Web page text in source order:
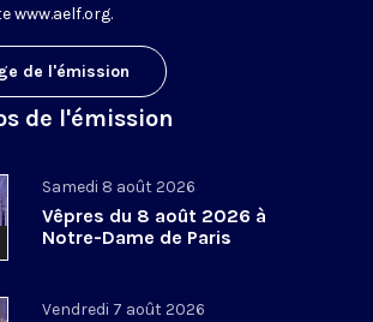
www.aelf.org.
de l'émission
de l'émission
Samedi 8 août 2026
Vêpres du 8 août 2026 à
Notre-Dame de Paris
Vendredi 7 août 2026